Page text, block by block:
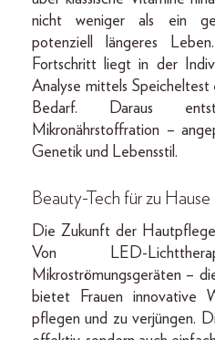
nicht weniger als ein
potenziell längeres
Fortschritt liegt in der
Analyse mittels
Bedarf. Daraus
Mikronährstoffration –
Genetik und Lebensstil.
Beauty-Tech für zu Hause
Die Zukunft der
Von LED-
Mikroströmungsgeräten –
bietet Frauen innovative
pflegen und zu verjüngen.